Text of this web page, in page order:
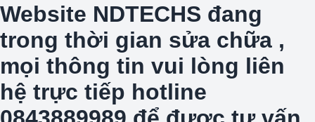
Website NDTECHS đang
trong thời gian sửa chữa ,
mọi thông tin vui lòng liên
hệ trực tiếp hotline